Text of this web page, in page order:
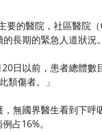
要的醫院，社區醫院
長期的緊急人道狀況。
日以前，患者總體
類傷者。」
無國界醫生看到下呼
占16%。